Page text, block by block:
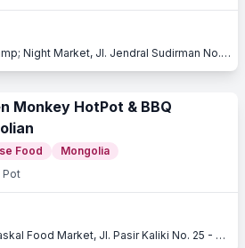
Sudirman Street Day &amp; Night Market, Jl. Jendral Sudirman No. 107, Sudirman, Bandung, Jawa Barat
Monkey HotPot & BBQ
Food
Mongolia
Pot
Paskal Hypersquare, Paskal Food Market, Jl. Pasir Kaliki No. 25 - 27, Pasir Kaliki, Bandung, Jawa Barat